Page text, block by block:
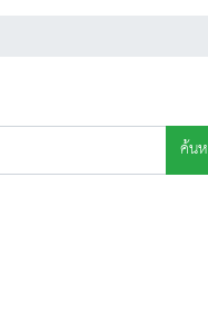
ค้น